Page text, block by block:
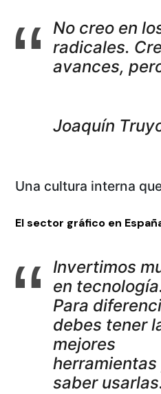
No creo en
radicales.
avances,
Joaquín
Una cultura interna
El sector gráfico en
Invertimos
en
Para
debes tener
mejores
herramientas
saber